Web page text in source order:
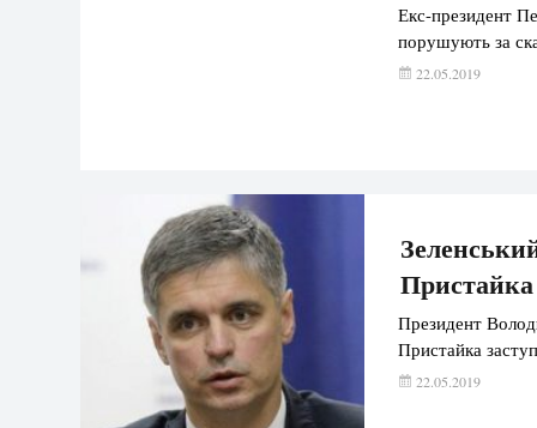
Екс-президент
порушують за
22.05.2019
Президент
Пристайка
22.05.2019